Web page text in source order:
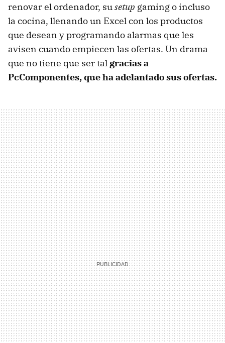
renovar el ordenador, susetup gaming o incluso
la cocina, llenando un Excel con los productos
que desean y programando alarmas que les
avisen cuando empiecen las ofertas. Un drama
que no tiene que ser tal gracias a
PcComponentes, que ha adelantado sus ofertas.